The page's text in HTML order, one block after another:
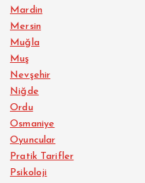
Mardin
Mersin
Muğla
Muş
Nevşehir
Niğde
Ordu
Osmaniye
Oyuncular
Pratik Tarifler
Psikoloji